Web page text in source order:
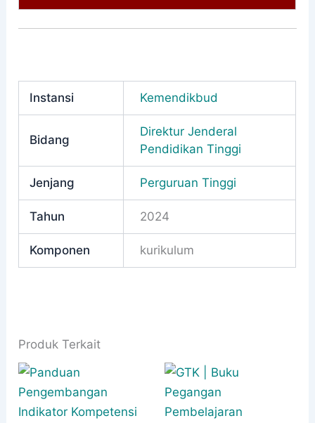
Instansi Kemendikbud
Bidang
Direktur Jenderal
Pendidikan Tinggi
Jenjang Perguruan Tinggi
Tahun 2024
Komponen kurikulum
Produk Terkait